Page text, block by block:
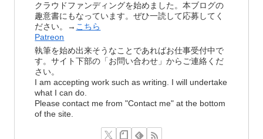
クラウドファンディングを始めました。本ブログの
趣意書にもなっています。ぜひ一読して応募してく
ださい。→ こちら
Patreon
執筆を始め出来そうなことであればお仕事受付中で
す。サイト下部の「お問い合わせ」からご連絡くだ
さい。
I am accepting work such as writing. I will undertake
what I can do.
Please contact me from "Contact me" at the bottom
of the site.